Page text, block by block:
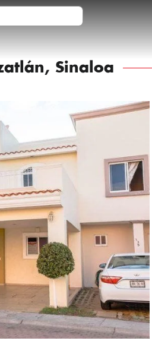
Sinaloa